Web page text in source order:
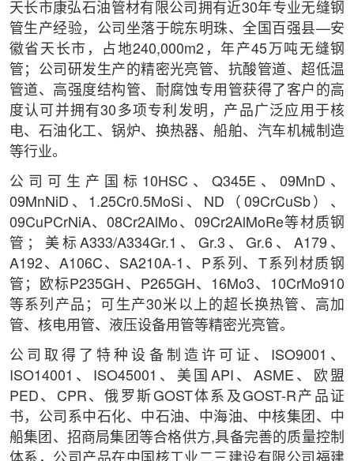
天长市康弘石油管材有限公司拥有近30年专业无缝钢
管生产经验，公司坐落于皖东明珠、全国百强县—安
徽省天长市，占地240,000m2，年产45万吨无缝钢
管；公司研发生产的精密光亮管、抗酸管道、超低温
管道、高强度结构管、耐腐蚀专用管获得了客户的高
度认可并拥有30多项专利发明，产品广泛应用于核
电、石油化工、锅炉、换热器、船舶、汽车机械制造
等行业。
公司可生产国标10HSC、Q345E、09MnD、
09MnNiD、1.25Cr0.5MoSi、ND（09CrCuSb）、
09CuPCrNiA、08Cr2AlMo、09Cr2AlMoRe等材质钢
管；美标A333/A334Gr.1、Gr.3、Gr.6、A179、
A192、A106C、SA210A-1、P系列、T系列材质钢
管；欧标P235GH、P265GH、16Mo3、10CrMo910
等系列产品；可生产30米以上的超长换热管、高加
管、核电用管、液压设备用管等精密光亮管。
公司取得了特种设备制造许可证、ISO9001、
ISO14001、ISO45001、美国API、ASME、欧盟
PED、CPR、俄罗斯GOST体系及GOST-R产品证
书，公司系中石化、中石油、中海油、中核集团、中
船集团、招商局集团等合格供方,具备完善的质量控制